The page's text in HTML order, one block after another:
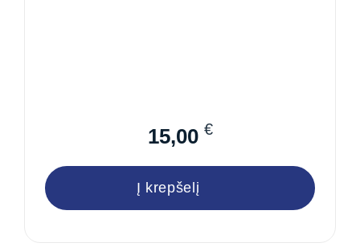
15,00 €
Į krepšelį